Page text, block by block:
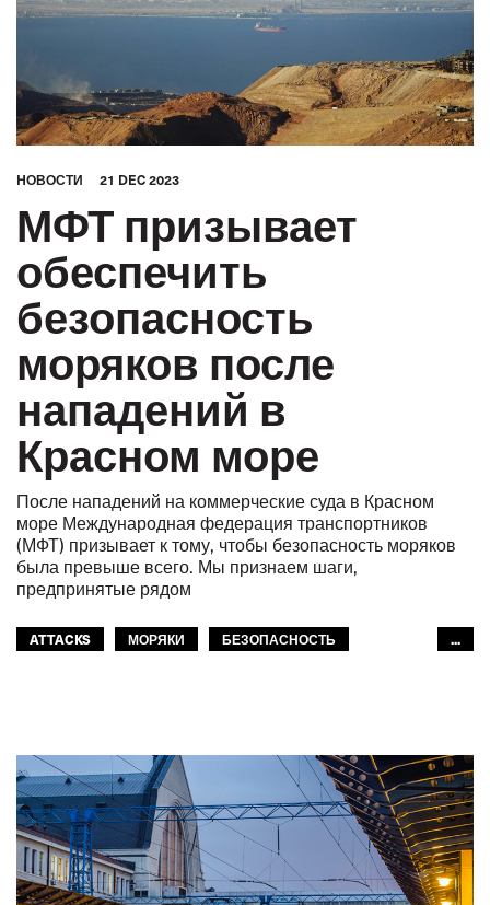
HОВОСТИ 21 DEC 2023
МФТ призывает
обеспечить
безопасность
моряков после
нападений в
Красном море
После нападений на коммерческие суда в Красном
море Международная федерация транспортников
(МФТ) призывает к тому, чтобы безопасность моряков
была превыше всего. Мы признаем шаги,
предпринятые рядом
ATTACKS МОРЯКИ
БЕЗОПАСНОСТЬ
...